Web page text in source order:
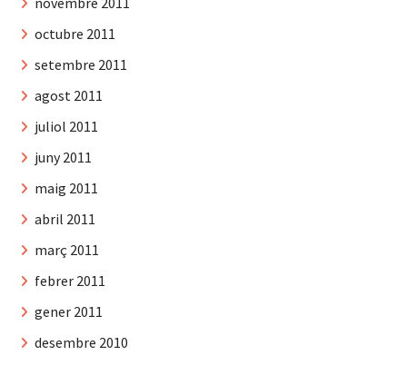
octubre 2011
setembre 2011
agost 2011
juliol 2011
juny 2011
maig 2011
abril 2011
març 2011
febrer 2011
gener 2011
desembre 2010